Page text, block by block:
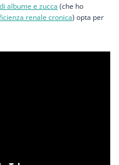
albume e zucca (che ho
renale cronica) opta per